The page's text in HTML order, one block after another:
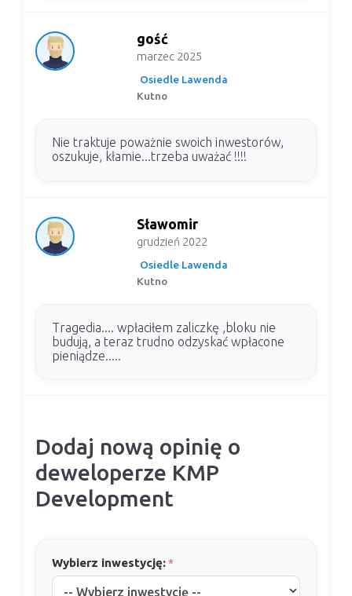
gość
marzec 2025
Osiedle Lawenda
Kutno
Nie traktuje poważnie swoich inwestorów,
oszukuje, kłamie...trzeba uważać !!!!
Sławomir
grudzień 2022
Osiedle Lawenda
Kutno
Tragedia.... wpłaciłem zaliczkę ,bloku nie
budują, a teraz trudno odzyskać wpłacone
pieniądze.....
Dodaj nową opinię o
deweloperze KMP
Development
Wybierz inwestycję:*